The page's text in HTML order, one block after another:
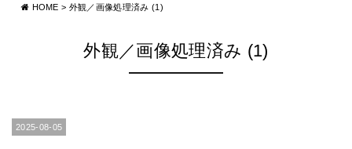
HOME > 外観／画像処理済み (1)
外観／画像処理済み (1)
2025-08-05